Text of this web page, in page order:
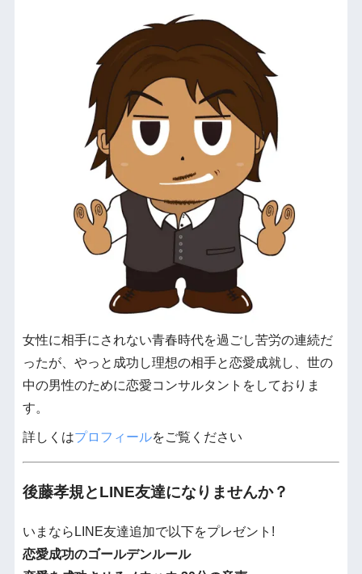
女性に相手にされない青春時代を過ごし苦労の連続だ
ったが、やっと成功し理想の相手と恋愛成就し、世の
中の男性のために恋愛コンサルタントをしておりま
す。
詳しくはプロフィールをご覧ください
後藤孝規とLINE友達になりませんか？
いまならLINE友達追加で以下をプレゼント!
恋愛成功のゴールデンルール